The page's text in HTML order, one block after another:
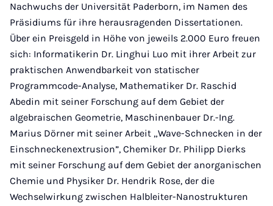
Nachwuchs der Universität Paderborn, im Namen des
Präsidiums für ihre herausragenden Dissertationen.
Über ein Preisgeld in Höhe von jeweils 2.000 Euro freuen
sich: Informatikerin Dr. Linghui Luo mit ihrer Arbeit zur
praktischen Anwendbarkeit von statischer
Programmcode-Analyse, Mathematiker Dr. Raschid
Abedin mit seiner Forschung auf dem Gebiet der
algebraischen Geometrie, Maschinenbauer Dr.-Ing.
Marius Dörner mit seiner Arbeit „Wave-Schnecken in der
Einschneckenextrusion”, Chemiker Dr. Philipp Dierks
mit seiner Forschung auf dem Gebiet der anorganischen
Chemie und Physiker Dr. Hendrik Rose, der die
Wechselwirkung zwischen Halbleiter-Nanostrukturen